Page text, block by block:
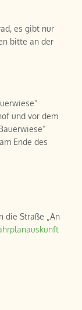
es gibt nur
bitte an der
und vor dem
Ende des
die Straße „An